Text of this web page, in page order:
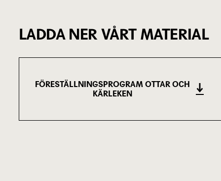
LADDA NER VÅRT MATERIAL
FÖRESTÄLLNINGSPROGRAM OTTAR OCH
KÄRLEKEN